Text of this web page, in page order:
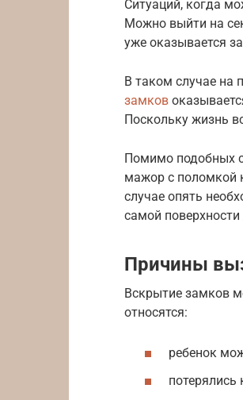
Ситуаций, когда
Можно выйти на
уже оказывается
В таком случае на
замков
Поскольку жизнь
Помимо подобных
мажор с поломкой
случае опять
самой
Причины
Вскрытие замков
относятся:
ребенок
потерялись